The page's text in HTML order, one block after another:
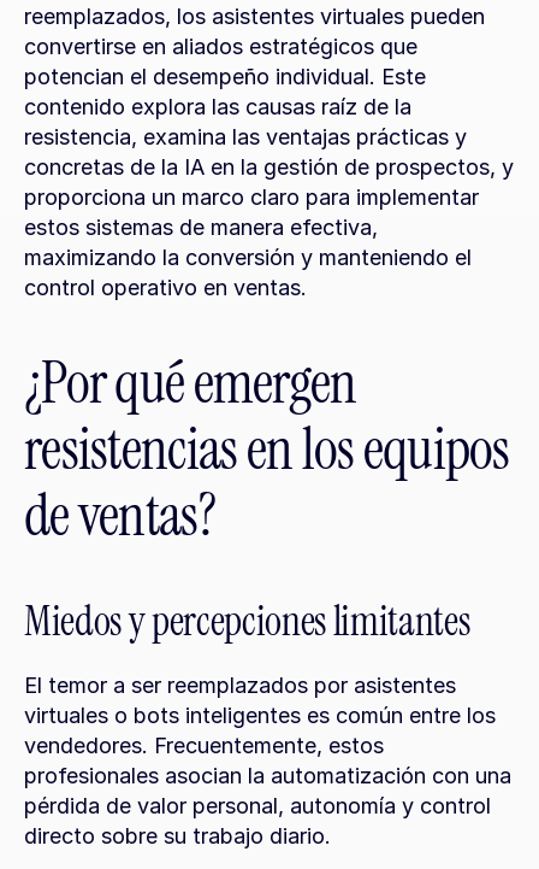
reemplazados, los asistentes virtuales pueden
convertirse en aliados estratégicos que
potencian el desempeño individual. Este
contenido explora las causas raíz de la
resistencia, examina las ventajas prácticas y
concretas de la IA en la gestión de prospectos, y
proporciona un marco claro para implementar
estos sistemas de manera efectiva,
maximizando la conversión y manteniendo el
control operativo en ventas.
¿Por qué emergen
resistencias en los equipos
de ventas?
Miedos y percepciones limitantes
El temor a ser reemplazados por asistentes
virtuales o bots inteligentes es común entre los
vendedores. Frecuentemente, estos
profesionales asocian la automatización con una
pérdida de valor personal, autonomía y control
directo sobre su trabajo diario.